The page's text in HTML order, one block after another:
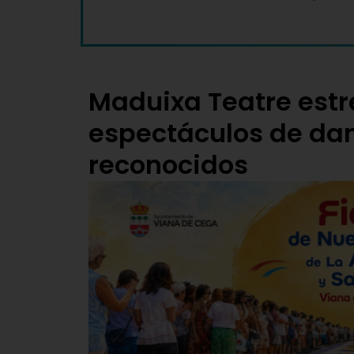
Maduixa Teatre
espectáculos de
reconocidos